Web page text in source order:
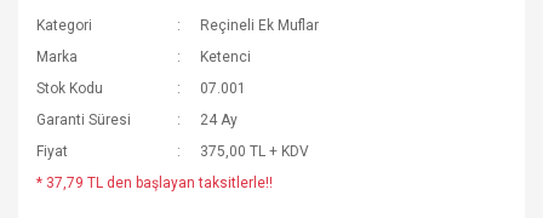
Kategori
Reçineli Ek Muflar
Marka
Ketenci
Stok Kodu
07.001
Garanti Süresi
24 Ay
Fiyat
375,00 TL + KDV
* 37,79 TL den başlayan taksitlerle!!